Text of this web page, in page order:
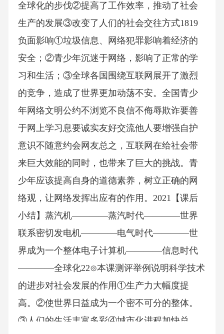
全球化的步伐②提高了工作效率，推动了社会
生产的发展③改变了人们的社会交往方式1819
负面影响①垃圾信息、网络犯罪影响着经济的
安全；②青少年沉迷于网络，影响了正常的学
习和生活；③全球各国围绕互联网展开了激烈
的竞争，造成了世界更加动荡不安。全国青少
年网络文明公约不浏览不良信不侮辱欺诈要善
于网上学习息要诚实友好交流他人要增强自护
意识不随意约会网友总之，互联网在给社会带
来巨大效能的同时，也带来了巨大的挑战。青
少年应该提高自身的道德素养，树立正确的网
络观，让网络发挥出应有的作用。2021【课后
小结】蒸汽机————蒸汽时代————世界
联系密切发电机————电气时代————世
界成为一个整体电子计算机————信息时代
————全球化22⊙本课测评举例说明科学技术
的进步对社会发展的作用①生产力大幅度提
高。②使世界日益成为一个密不可分的整体。
③人们的生活丰富多彩④城市化进程加快总